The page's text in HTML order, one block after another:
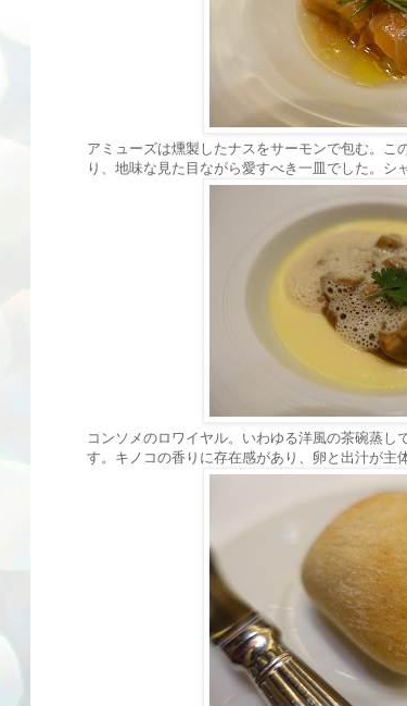
アミューズは燻製したナスをサーモンで包む。こ
り、地味な見た目ながら愛すべき一皿でした。シ
コンソメのロワイヤル。いわゆる洋風の茶碗蒸
す。キノコの香りに存在感があり、卵と出汁が主